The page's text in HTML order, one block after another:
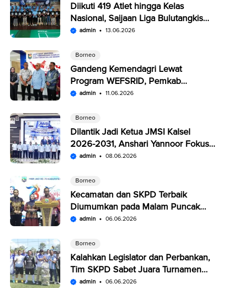
Diikuti 419 Atlet hingga Kelas
Nasional, Saijaan Liga Bulutangkis
Memperebutkan Rp109,5 Juta
admin 13.06.2026
Borneo
Gandeng Kemendagri Lewat
Program WEFSRID, Pemkab
Kotabaru Targetkan Petani Panen 3
admin 11.06.2026
Borneo
Dilantik Jadi Ketua JMSI Kalsel
2026-2031, Anshari Yannoor Fokus
Verifikasi Perusahaan Pers
admin 08.06.2026
Borneo
Kecamatan dan SKPD Terbaik
Diumumkan pada Malam Puncak
Penutupan Expo Saijaan Kotabaru
admin 06.06.2026
Borneo
Kalahkan Legislator dan Perbankan,
Tim SKPD Sabet Juara Turnamen
Segitiga Kotabaru
admin 06.06.2026